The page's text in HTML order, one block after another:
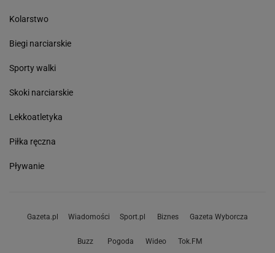
Kolarstwo
Biegi narciarskie
Sporty walki
Skoki narciarskie
Lekkoatletyka
Piłka ręczna
Pływanie
Gazeta.pl Wiadomości Sport.pl Biznes Gazeta Wyborcza
Buzz Pogoda Wideo Tok.FM